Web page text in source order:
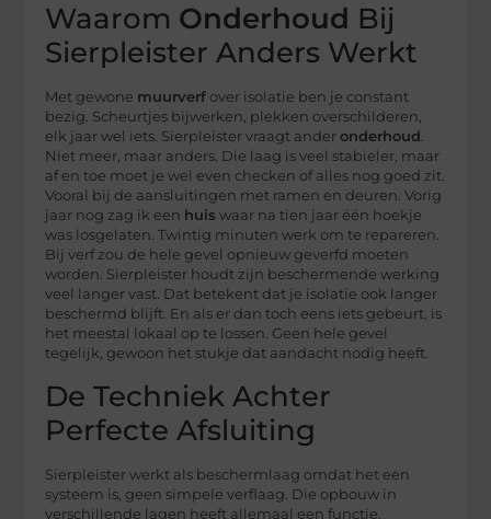
Waarom Onderhoud Bij
Sierpleister Anders Werkt
Met gewone muurverf over isolatie ben je constant
bezig. Scheurtjes bijwerken, plekken overschilderen,
elk jaar wel iets. Sierpleister vraagt anderonderhoud .
Niet meer, maar anders. Die laag is veel stabieler, maar
af en toe moet je wel even checken of alles nog goed zit.
Vooral bij de aansluitingen met ramen en deuren. Vorig
jaar nog zag ik een huis waar na tien jaar één hoekje
was losgelaten. Twintig minuten werk om te repareren.
Bij verf zou de hele gevel opnieuw geverfd moeten
worden. Sierpleister houdt zijn beschermende werking
veel langer vast. Dat betekent dat je isolatie ook langer
beschermd blijft. En als er dan toch eens iets gebeurt, is
het meestal lokaal op te lossen. Geen hele gevel
tegelijk, gewoon het stukje dat aandacht nodig heeft.
De Techniek Achter
Perfecte Afsluiting
Sierpleister werkt als beschermlaag omdat het een
systeem is, geen simpele verflaag. Die opbouw in
verschillende lagen heeft allemaal een functie.